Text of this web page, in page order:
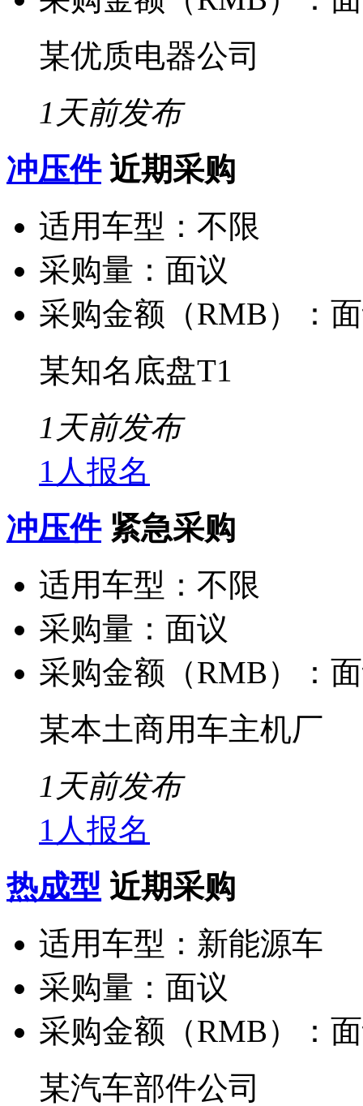
某优质电器公司
1天前发布
冲压件 近期采购
适用车型： 不限
采购量： 面议
采购金额（RMB）：
某知名底盘T1
1天前发布
1人报名
冲压件 紧急采购
适用车型： 不限
采购量： 面议
采购金额（RMB）：
某本土商用车主机厂
1天前发布
1人报名
热成型 近期采购
适用车型： 新能源车
采购量： 面议
采购金额（RMB）：
某汽车部件公司